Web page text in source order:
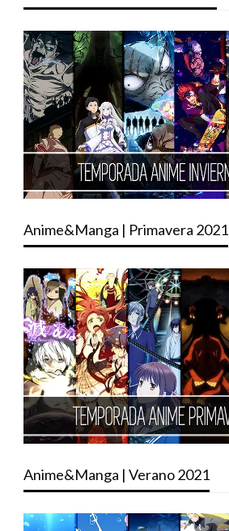
Anime&Manga | Primavera 2021
Anime&Manga | Verano 2021